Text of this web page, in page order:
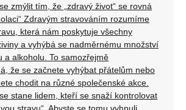
zmýlit tím, že „zdravý život“ se rovná
Zdravým stravováním rozumíme
která nám poskytuje všechny
a vyhýbá se nadměrnému množství
a alkoholu. To samozřejmě
že se začnete vyhýbat přátelům nebo
chodit na různé společenské akce.
stane lidem, kteří se snaží kontrolovat
stravu“. Abyste se tomu vyhnuli,